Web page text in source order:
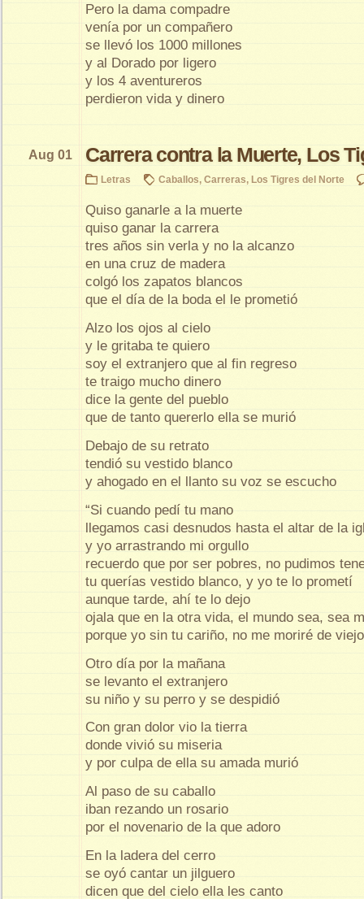
Pero la dama compadre
venía por un compañero
se llevó los 1000 millones
y al Dorado por ligero
y los 4 aventureros
perdieron vida y dinero
Carrera contra la Muerte, Los
Aug 01
Letras Caballos, Carreras, Los Tigres del Norte
Quiso ganarle a la muerte
quiso ganar la carrera
tres años sin verla y no la alcanzo
en una cruz de madera
colgó los zapatos blancos
que el día de la boda el le prometió
Alzo los ojos al cielo
y le gritaba te quiero
soy el extranjero que al fin regreso
te traigo mucho dinero
dice la gente del pueblo
que de tanto quererlo ella se murió
Debajo de su retrato
tendió su vestido blanco
y ahogado en el llanto su voz se escucho
“Si cuando pedí tu mano
llegamos casi desnudos hasta el altar de la
y yo arrastrando mi orgullo
recuerdo que por ser pobres, no pudimos
tu querías vestido blanco, y yo te lo prometí
aunque tarde, ahí te lo dejo
ojala que en la otra vida, el mundo sea, sea
porque yo sin tu cariño, no me moriré de
Otro día por la mañana
se levanto el extranjero
su niño y su perro y se despidió
Con gran dolor vio la tierra
donde vivió su miseria
y por culpa de ella su amada murió
Al paso de su caballo
iban rezando un rosario
por el novenario de la que adoro
En la ladera del cerro
se oyó cantar un jilguero
dicen que del cielo ella les canto